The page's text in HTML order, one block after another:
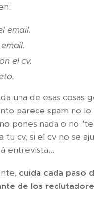
email.
el cv.
una de esas cosas
parece spam no lo
pones nada o no
tu cv, si el cv no se
entrevista...
cuida cada paso
de los